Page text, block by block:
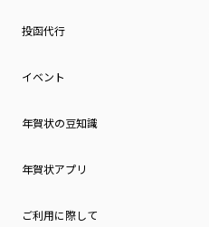
投函代行
イベント
年賀状の豆知識
年賀状アプリ
ご利用に際して